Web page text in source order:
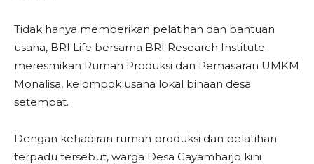
Tidak hanya memberikan pelatihan dan bantuan
usaha, BRI Life bersama BRI Research Institute
meresmikan Rumah Produksi dan Pemasaran UMKM
Monalisa, kelompok usaha lokal binaan desa
setempat.
Dengan kehadiran rumah produksi dan pelatihan
terpadu tersebut, warga Desa Gayamharjo kini